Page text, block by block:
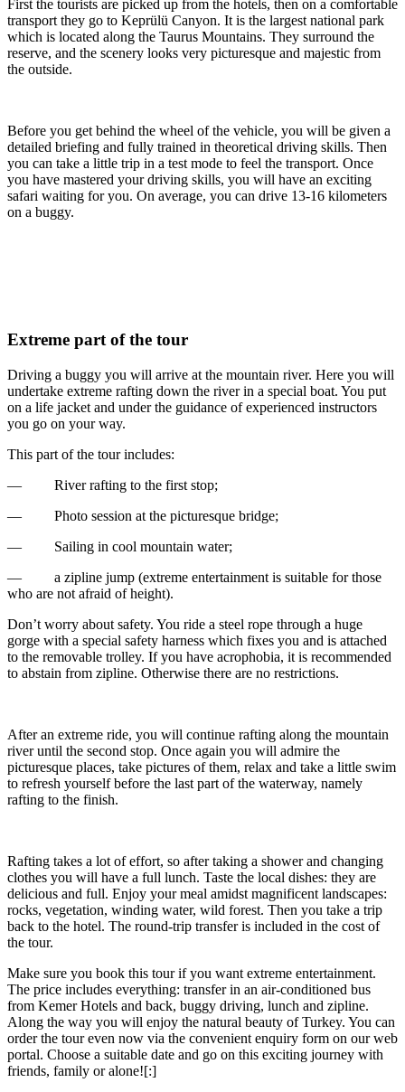
First the tourists are picked up from the hotels, then on a comfortable
transport they go to Keprülü Canyon. It is the largest national park
which is located along the Taurus Mountains. They surround the
reserve, and the scenery looks very picturesque and majestic from
the outside.
Before you get behind the wheel of the vehicle, you will be given a
detailed briefing and fully trained in theoretical driving skills. Then
you can take a little trip in a test mode to feel the transport. Once
you have mastered your driving skills, you will have an exciting
safari waiting for you. On average, you can drive 13-16 kilometers
on a buggy.
Extreme part of the tour
Driving a buggy you will arrive at the mountain river. Here you will
undertake extreme rafting down the river in a special boat. You put
on a life jacket and under the guidance of experienced instructors
you go on your way.
This part of the tour includes:
— River rafting to the first stop;
— Photo session at the picturesque bridge;
— Sailing in cool mountain water;
— a zipline jump (extreme entertainment is suitable for those
who are not afraid of height).
Don’t worry about safety. You ride a steel rope through a huge
gorge with a special safety harness which fixes you and is attached
to the removable trolley. If you have acrophobia, it is recommended
to abstain from zipline. Otherwise there are no restrictions.
After an extreme ride, you will continue rafting along the mountain
river until the second stop. Once again you will admire the
picturesque places, take pictures of them, relax and take a little swim
to refresh yourself before the last part of the waterway, namely
rafting to the finish.
Rafting takes a lot of effort, so after taking a shower and changing
clothes you will have a full lunch. Taste the local dishes: they are
delicious and full. Enjoy your meal amidst magnificent landscapes:
rocks, vegetation, winding water, wild forest. Then you take a trip
back to the hotel. The round-trip transfer is included in the cost of
the tour.
Make sure you book this tour if you want extreme entertainment.
The price includes everything: transfer in an air-conditioned bus
from Kemer Hotels and back, buggy driving, lunch and zipline.
Along the way you will enjoy the natural beauty of Turkey. You can
order the tour even now via the convenient enquiry form on our web
portal. Choose a suitable date and go on this exciting journey with
friends, family or alone![:]